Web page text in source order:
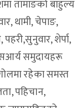
तामाङको बाहुल्य
थामी, चेपाङ,
शेर्पा,
समुदायहरू
रहेका समस्त
पहिचान,